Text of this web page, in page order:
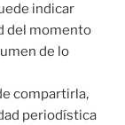
indicar
del momento
de lo
compartirla,
periodística